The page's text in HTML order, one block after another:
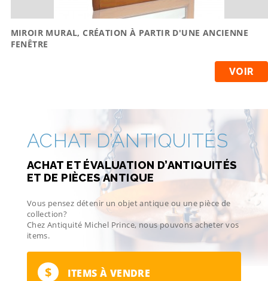
MIROIR MURAL, CRÉATION À PARTIR D'UNE ANCIENNE
FENÊTRE
VOIR
ACHAT D’ANTIQUITÉS
ACHAT ET ÉVALUATION D’ANTIQUITÉS
ET DE PIÈCES ANTIQUE
Vous pensez détenir un objet antique ou une pièce de
collection?
Chez Antiquité Michel Prince, nous pouvons acheter vos
items.
$ ITEMS À VENDRE